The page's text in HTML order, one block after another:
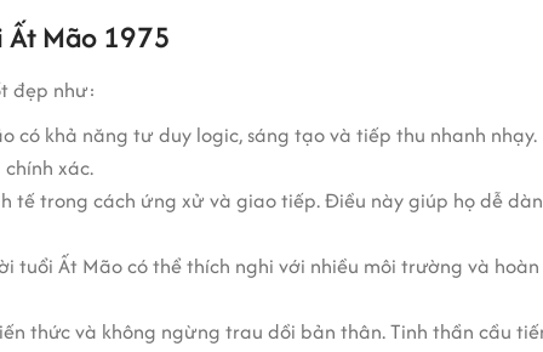
Mão 1975
đẹp như:
có khả năng tư duy logic, sáng tạo và tiếp thu nhanh
xác.
tế trong cách ứng xử và giao tiếp. Điều này giúp họ dễ
Ất Mão có thể thích nghi với nhiều môi trường và hoàn
thức và không ngừng trau dồi bản thân. Tinh thần cầu